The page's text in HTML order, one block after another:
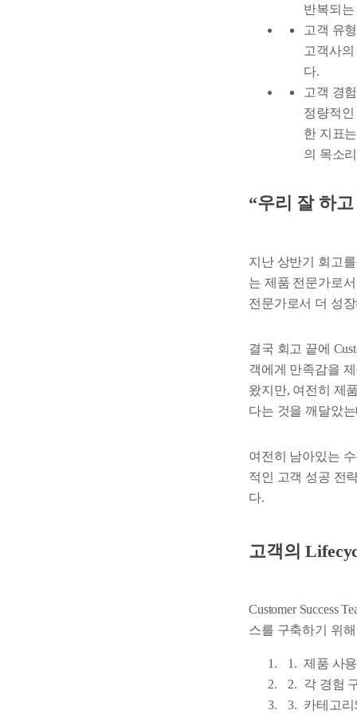
반복되
고객 유
고객사
다.
고객 경
정량적
한 지표
의 목소
“우리 잘 하
지난 상반기 회고를
는 제품 전문가로
전문가로서 더 성
결국 회고 끝에
객에게 만족감을
왔지만, 여전히 제
다는 것을 깨달았
여전히 남아있는
적인 고객 성공 전
다.
고객의
Customer Success
스를 구축하기 위
제품 사
각 경험
카테고